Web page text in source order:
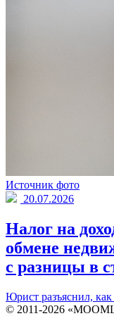
Источник фото
20.07.2026
Налог на
обмене
с разницы в
Юрист разъяснил, как
© 2011-2026